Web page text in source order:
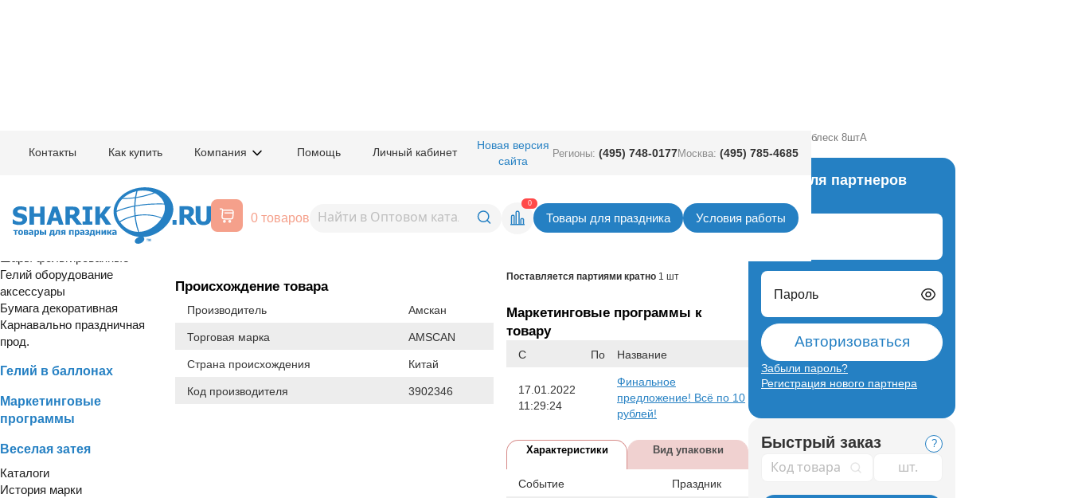
Контакты Как купить Компания Помощь Личный кабинет
Новая версия
сайта
Регионы: (495) 748-0177Москва: (495) 785-4685
0 товаров
0
Товары для праздника Условия работы
Корона бум Единорог с цветами блеск 8штА
Расширенный поиск
Шары латексные
Гелий оборудование
аксессуары
Бумага декоративная
Карнавально праздничная
прод.
Гелий в баллонах
Маркетинговые
программы
Веселая затея
Каталоги
История марки
1501-6215
цветами блеск 8штА
Вернуться в раздел Украшения на голову
Происхождение товара
Производитель Амскан
Торговая марка AMSCAN
Страна происхождения Китай
Код производителя 3902346
Поставляется партиями кратно 1 шт
Маркетинговые программы к
товару
С По Название
17.01.2022
11:29:24
Финальное
предложение! Всё по 10
рублей!
Характеристики Вид упаковки
Событие Праздник
Вход для партнеров
Логин
Пароль
Авторизоваться
Забыли пароль?
Регистрация нового партнера
Быстрый заказ ?
Код товара